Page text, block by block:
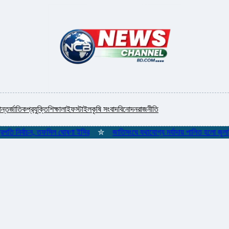
প্রযুক্তিশিক্ষালাইফস্টাইলকৃষি সংবাদবিনোদনরাজনীতি
তফসিল ঘোষণা ইসির ✮ জাতিসংঘে যথাযোগ্য মর্যাদায় পালিত হলো জুলাই